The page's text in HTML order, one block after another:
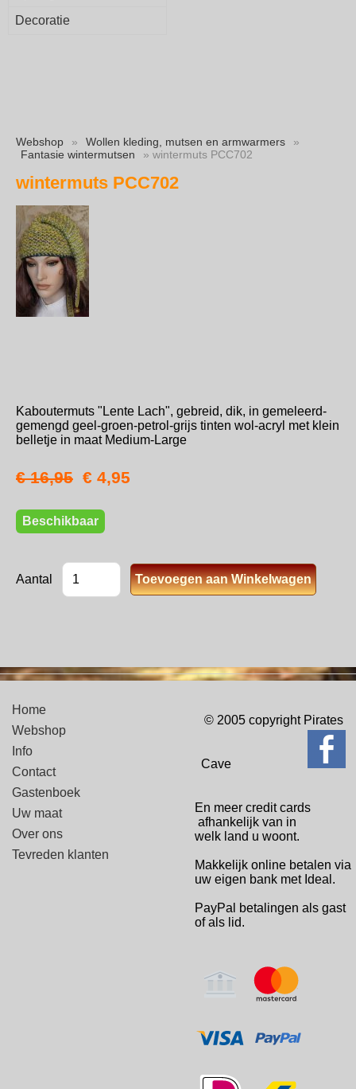
Decoratie
Webshop » Wollen kleding, mutsen en armwarmers
»
Fantasie wintermutsen
» wintermuts PCC702
wintermuts PCC702
Kaboutermuts "Lente Lach", gebreid, dik, in gemeleerd-
gemengd geel-groen-petrol-grijs tinten wol-acryl met klein
belletje in maat Medium-Large
€ 16,95 € 4,95
Beschikbaar
Aantal
Home
Webshop
Info
Contact
Gastenboek
Uw maat
Over ons
Tevreden klanten
© 2005 copyright Pirates
Cave
En meer credit cards
afhankelijk van in
welk land u woont.
Makkelijk online betalen via
uw eigen bank met Ideal.
PayPal betalingen als gast
of als lid.